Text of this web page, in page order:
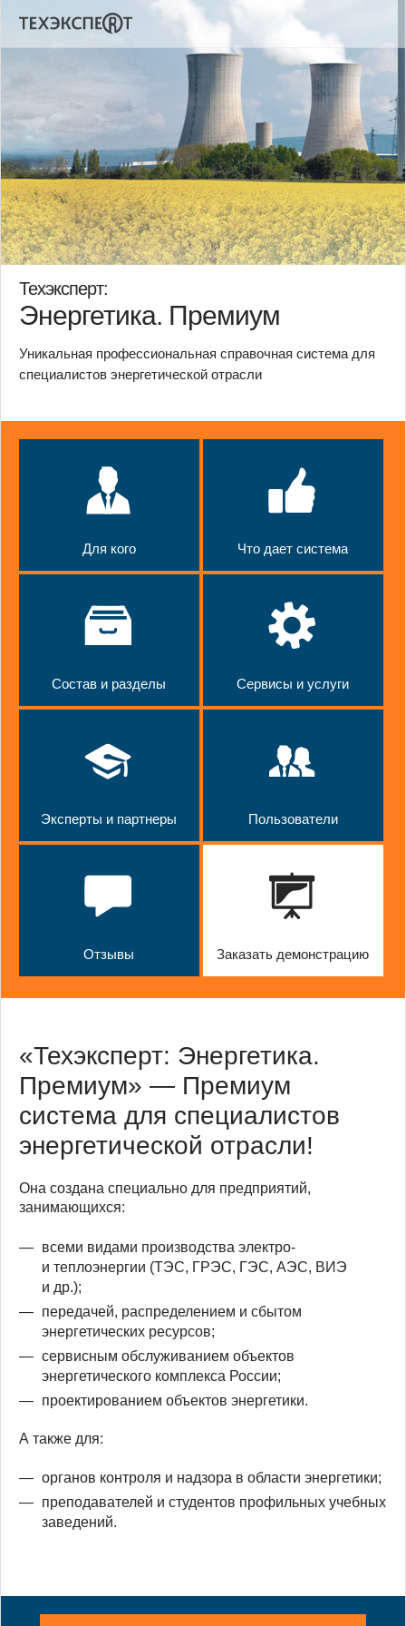
Техэксперт:
Энергетика. Премиум
Уникальная профессиональная справочная система для
специалистов энергетической отрасли
Для кого Что дает система
Состав и разделы Сервисы и услуги
Эксперты и партнеры Пользователи
Отзывы Заказать демонстрацию
«Техэксперт: Энергетика.
Премиум» — Премиум
система для специалистов
энергетической отрасли!
Она создана специально для предприятий,
занимающихся:
всеми видами производства электро-
и теплоэнергии (ТЭС, ГРЭС, ГЭС, АЭС, ВИЭ
и др.);
передачей, распределением и сбытом
энергетических ресурсов;
сервисным обслуживанием объектов
энергетического комплекса России;
проектированием объектов энергетики.
А также для:
органов контроля и надзора в области энергетики;
преподавателей и студентов профильных учебных
заведений.